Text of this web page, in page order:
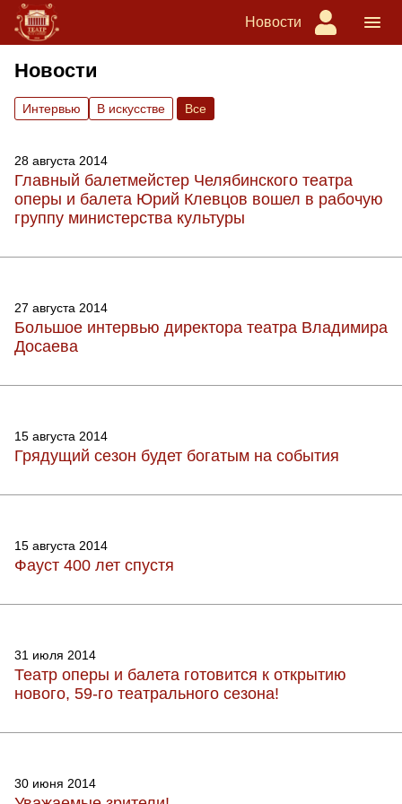
Новости
Новости
Интервью В искусстве Вce
28 августа 2014
Главный балетмейстер Челябинского театра
оперы и балета Юрий Клевцов вошел в рабочую
группу министерства культуры
27 августа 2014
Большое интервью директора театра Владимира
Досаева
15 августа 2014
Грядущий сезон будет богатым на события
15 августа 2014
Фауст 400 лет спустя
31 июля 2014
Театр оперы и балета готовится к открытию
нового, 59-го театрального сезона!
30 июня 2014